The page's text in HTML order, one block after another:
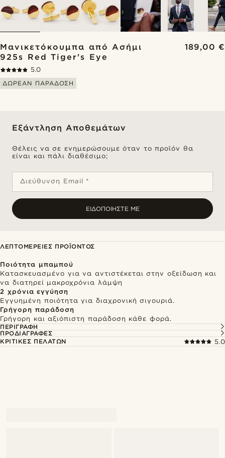
Μανικετόκουμπα από Ασήμι
925s Red Tiger's Eye
189,00 €
5.0
ΔΩΡΕΑΝ ΠΑΡΑΔΟΣΗ
Εξάντληση Αποθεμάτων
Θέλεις να σε ενημερώσουμε όταν το προϊόν θα
είναι και πάλι διαθέσιμο;
Διεύθυνση Email *
ΕΙΔΟΠΟΙΉΣΤΕ ΜΕ
ΛΕΠΤΟΜΈΡΕΙΕΣ ΠΡΟΪΌΝΤΟΣ
Ποιότητα μπαμπού
Κατασκευασμένο για να αντιστέκεται στην οξείδωση και
να διατηρεί μακροχρόνια λάμψη
2 χρόνια εγγύηση
Εγγυημένη ποιότητα για διαχρονική σιγουριά.
Γρήγορη παράδοση
Γρήγορη και αξιόπιστη παράδοση κάθε φορά.
ΠΕΡΙΓΡΑΦΉ
ΠΡΟΔΙΑΓΡΑΦΈΣ
ΚΡΙΤΙΚΈΣ ΠΕΛΑΤΏΝ
5.0